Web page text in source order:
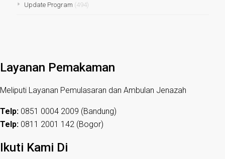
Update Program (494)
Layanan Pemakaman
Meliputi Layanan Pemulasaran dan Ambulan Jenazah
Telp: 0851 0004 2009 (Bandung)
Telp: 0811 2001 142 (Bogor)
Ikuti Kami Di